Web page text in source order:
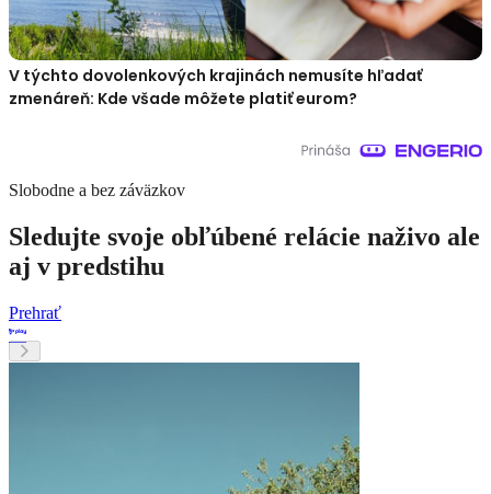
V týchto dovolenkových krajinách nemusíte hľadať
zmenáreň: Kde všade môžete platiť eurom?
Slobodne a bez záväzkov
Sledujte svoje obľúbené relácie naživo ale
aj v predstihu
Prehrať